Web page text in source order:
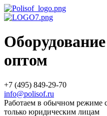
оптом
+7 (495) 849-29-70
info@polisof.ru
Работаем в обычном режиме
только юридическим лицам